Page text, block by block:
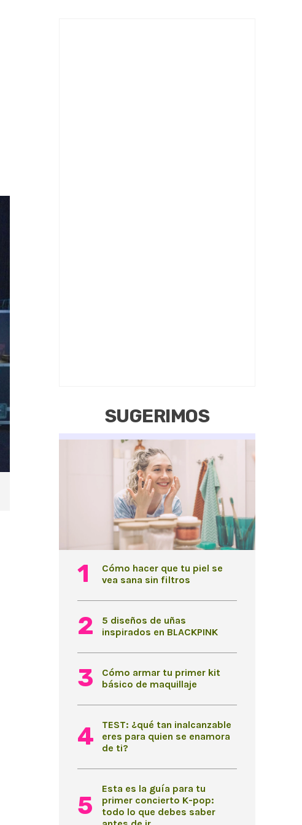
SUGERIMOS
Cómo hacer que tu piel se
vea sana sin filtros
5 diseños de uñas
inspirados en BLACKPINK
Cómo armar tu primer kit
básico de maquillaje
TEST: ¿qué tan inalcanzable
eres para quien se enamora
de ti?
Esta es la guía para tu
primer concierto K-pop:
todo lo que debes saber